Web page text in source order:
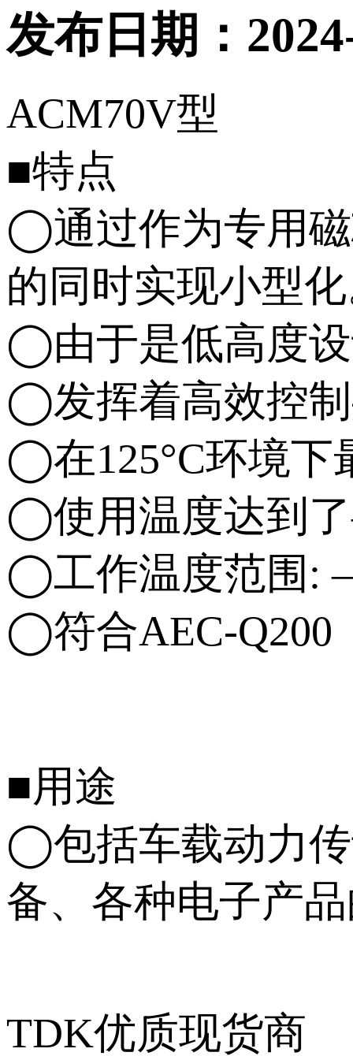
发布日期：
ACM70V型
■特点
◯通过作为专用
的同时实现小型
◯由于是低高度
◯发挥着高效控
◯在125°C环境下
◯使用温度达到了
◯工作温度范围:
◯符合AEC-Q200
■用途
◯包括车载动力传
备、各种电子产
TDK优质现货商